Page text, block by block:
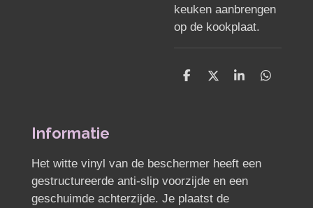
keuken aanbrengen
op de kookplaat.
D
D
S
D
Informatie
Het witte vinyl van de beschermer heeft een
gestructureerde anti-slip voorzijde en een
geschuimde achterzijde. Je plaatst de